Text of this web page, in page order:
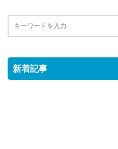
新着記事